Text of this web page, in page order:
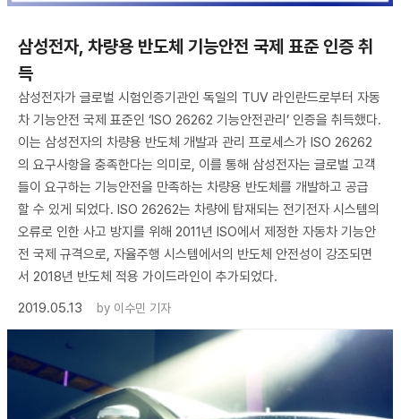
삼성전자, 차량용 반도체 기능안전 국제 표준 인증 취
득
삼성전자가 글로벌 시험인증기관인 독일의 TUV 라인란드로부터 자동
차 기능안전 국제 표준인 ‘ISO 26262 기능안전관리’ 인증을 취득했다.
이는 삼성전자의 차량용 반도체 개발과 관리 프로세스가 ISO 26262
의 요구사항을 충족한다는 의미로, 이를 통해 삼성전자는 글로벌 고객
들이 요구하는 기능안전을 만족하는 차량용 반도체를 개발하고 공급
할 수 있게 되었다. ISO 26262는 차량에 탑재되는 전기전자 시스템의
오류로 인한 사고 방지를 위해 2011년 ISO에서 제정한 자동차 기능안
전 국제 규격으로, 자율주행 시스템에서의 반도체 안전성이 강조되면
서 2018년 반도체 적용 가이드라인이 추가되었다.
2019.05.13
by 이수민 기자